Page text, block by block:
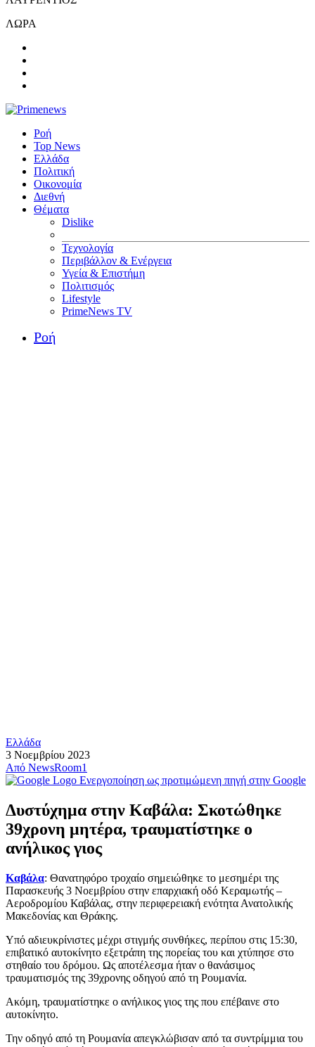
ΛΩΡΑ
Ροή
Top News
Ελλάδα
Πολιτική
Οικονομία
Διεθνή
Θέματα
Dislike
Τεχνολογία
Περιβάλλον & Ενέργεια
Υγεία & Επιστήμη
Πολιτισμός
Lifestyle
PrimeNews TV
Ροή
Ελλάδα
3 Νοεμβρίου 2023
Από NewsRoom1
Ενεργοποίηση ως προτιμώμενη πηγή στην Google
Δυστύχημα στην Καβάλα: Σκοτώθηκε
39χρονη μητέρα, τραυματίστηκε ο
ανήλικος γιος
Καβάλα: Θανατηφόρο τροχαίο σημειώθηκε το μεσημέρι της
Παρασκευής 3 Νοεμβρίου στην επαρχιακή οδό Κεραμωτής –
Αεροδρομίου Καβάλας, στην περιφερειακή ενότητα Ανατολικής
Μακεδονίας και Θράκης.
Υπό αδιευκρίνιστες μέχρι στιγμής συνθήκες, περίπου στις 15:30,
επιβατικό αυτοκίνητο εξετράπη της πορείας του και χτύπησε στο
στηθαίο του δρόμου. Ως αποτέλεσμα ήταν ο θανάσιμος
τραυματισμός της 39χρονης οδηγού από τη Ρουμανία.
Ακόμη, τραυματίστηκε ο ανήλικος γιος της που επέβαινε στο
αυτοκίνητο.
Την οδηγό από τη Ρουμανία απεγκλώβισαν από τα συντρίμμια του